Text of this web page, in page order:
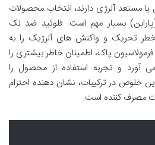
مستعد آلرژی دارند، انتخاب محصولات
بسیار مهم است. فلوئید ضد لک
خطر تحریک و واکنش های آلرژیک را به
پاک، اطمینان خاطر بیشتری را
آورد و تجربه استفاده از محصول را
خلوص در ترکیبات، نشان دهنده احترام
مصرف کننده است.